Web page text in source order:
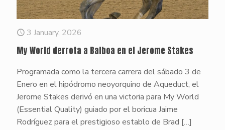
3 January, 2026
My World derrota a Balboa en el Jerome Stakes
Programada como la tercera carrera del sábado 3 de
Enero en el hipódromo neoyorquino de Aqueduct, el
Jerome Stakes derivó en una victoria para My World
(Essential Quality) guiado por el boricua Jaime
Rodríguez para el prestigioso establo de Brad […]